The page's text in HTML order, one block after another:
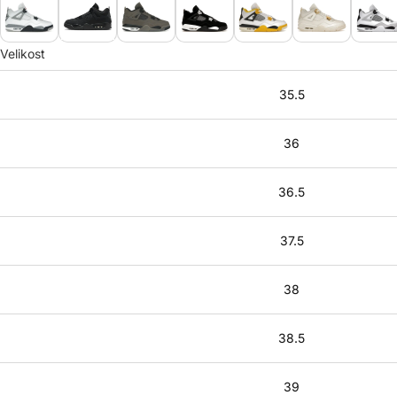
Velikost
35.5
36
36.5
37.5
38
38.5
39